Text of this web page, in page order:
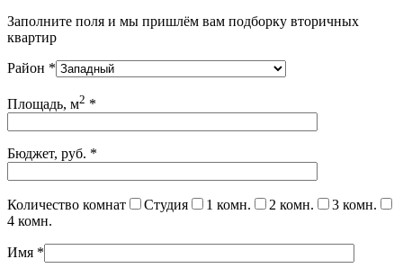
Заполните поля и мы пришлём вам подборку вторичных
квартир
Район *
Площадь, м2 *
Бюджет, руб. *
Количество комнат Студия 1 комн. 2 комн.
3 комн.
4 комн.
Имя *